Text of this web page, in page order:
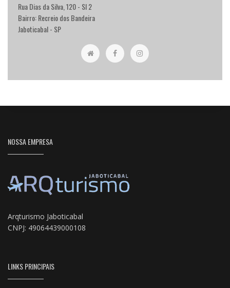
Rua Dias da Silva, 120 - Sl 2
Bairro: Recreio dos Bandeira
Jaboticabal - SP
NOSSA EMPRESA
Arqturismo Jaboticabal
CNPJ: 49064439000108
LINKS PRINCIPAIS